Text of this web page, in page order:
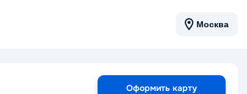
Москва
Оформить карту